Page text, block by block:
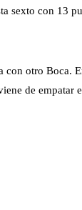
sexto con 13
otro
de